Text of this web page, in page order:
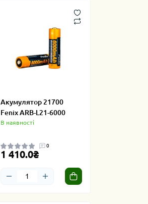
Акумулятор 21700
Fenix ARB-L21-6000
В наявності
0
1 410.0₴